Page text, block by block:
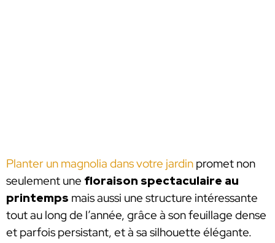
Planter un magnolia dans votre jardin promet non
seulement une floraison spectaculaire au
printemps mais aussi une structure intéressante
tout au long de l’année, grâce à son feuillage dense
et parfois persistant, et à sa silhouette élégante.